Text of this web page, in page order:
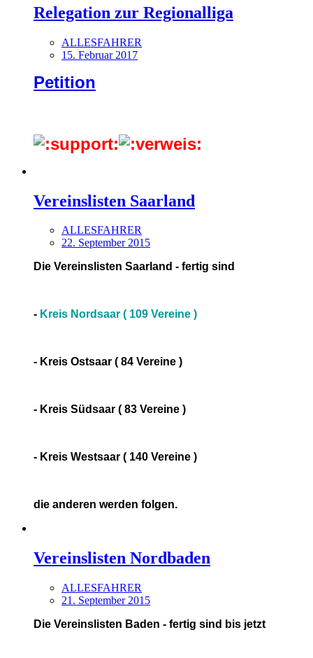
Relegation zur Regionalliga
ALLESFAHRER
15. Februar 2017
Petition
Vereinslisten Saarland
ALLESFAHRER
22. September 2015
Die Vereinslisten Saarland - fertig sind
- Kreis Nordsaar ( 109 Vereine )
- Kreis Ostsaar ( 84 Vereine )
- Kreis Südsaar ( 83 Vereine )
- Kreis Westsaar ( 140 Vereine )
die anderen werden folgen.
Vereinslisten Nordbaden
ALLESFAHRER
21. September 2015
Die Vereinslisten Baden - fertig sind bis jetzt